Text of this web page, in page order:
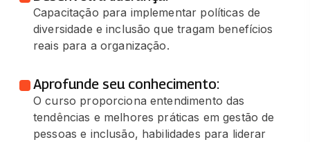
Capacitação para implementar políticas de
diversidade e inclusão que tragam benefícios
reais para a organização.
Aprofunde seu conhecimento:
O curso proporciona entendimento das
tendências e melhores práticas em gestão de
pessoas e inclusão, habilidades para liderar